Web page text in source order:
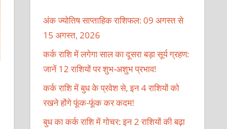
अंक ज्योतिष साप्ताहिक राशिफल: 09 अगस्त से
15 अगस्त, 2026
कर्क राशि में लगेगा साल का दूसरा बड़ा सूर्य ग्रहण:
जानें 12 राशियों पर शुभ-अशुभ प्रभाव!
कर्क राशि में बुध के प्रवेश से, इन 4 राशियों को
रखने होंगे फूंक-फूंक कर कदम!
बुध का कर्क राशि में गोचर: इन 2 राशियों की बढ़ा